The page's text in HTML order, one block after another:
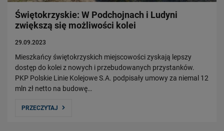
Świętokrzyskie: W Podchojnach i Ludyni
zwiększą się możliwości kolei
29.09.2023
Mieszkańcy świętokrzyskich miejscowości zyskają lepszy
dostęp do kolei z nowych i przebudowanych przystanków.
PKP Polskie Linie Kolejowe S.A. podpisały umowy za niemal 12
mln zł netto na budowę…
PRZECZYTAJ